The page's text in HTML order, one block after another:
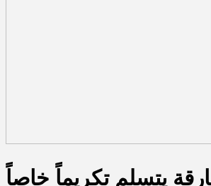
يتسلم تكريماً خاصاً